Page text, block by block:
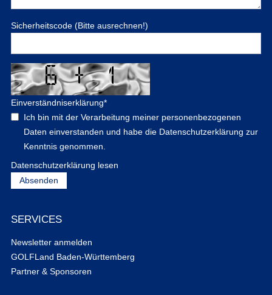
Sicherheitscode (Bitte ausrechnen!)
Einverständniserklärung*
Ich bin mit der Verarbeitung meiner personenbezogenen
Daten einverstanden und habe die Datenschutzerklärung zur
Kenntnis genommen.
Datenschutzerklärung lesen
SERVICES
Newsletter anmelden
GOLFLand Baden-Württemberg
Partner & Sponsoren